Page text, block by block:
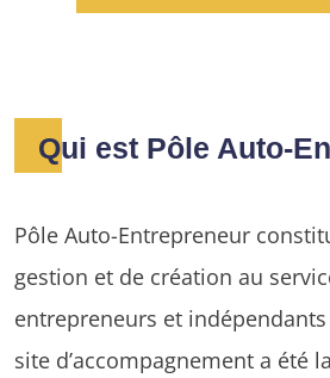
Qui est Pôle Auto-
Pôle Auto-Entrepreneur
gestion et de création au
entrepreneurs et indépendants
site d’accompagnement a été